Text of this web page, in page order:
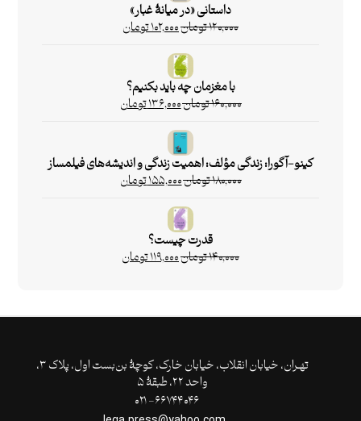
داستانی «در میانۀ غبار»
۱۲۰,۰۰۰تومان۱۰۲,۰۰۰تومان
با مغزمان چه باید بکنیم؟
۱۶۰,۰۰۰تومان۱۳۶,۰۰۰تومان
کینو-آگورا: زندگی مؤلف: اهمیت زندگی و اندیشه‌های فیلمساز
۱۸۰,۰۰۰تومان۱۵۵,۰۰۰تومان
قدرت چیست؟
۱۴۰,۰۰۰تومان۱۱۹,۰۰۰تومان
تهـران،‌ خیابان انقلاب، خیابان خارک، کوچۀ بن‌بست اول، پلاک ۳،
واحد ۲۲، طبقۀ ۵